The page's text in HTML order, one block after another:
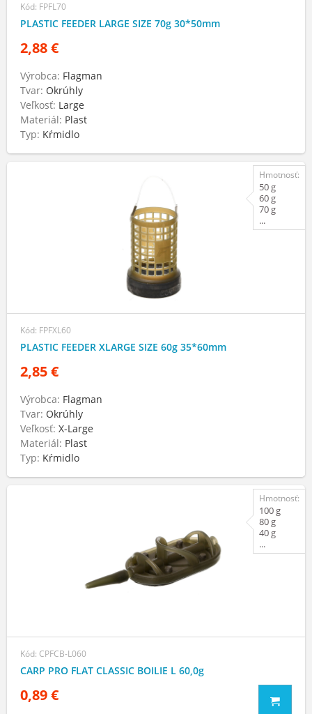
Kód: FPFL70
PLASTIC FEEDER LARGE SIZE 70g 30*50mm
2,88 €
Výrobca: Flagman
Tvar: Okrúhly
Veľkosť: Large
Materiál: Plast
Typ: Kŕmidlo
Kód: FPFXL60
PLASTIC FEEDER XLARGE SIZE 60g 35*60mm
2,85 €
Výrobca: Flagman
Tvar: Okrúhly
Veľkosť: X-Large
Materiál: Plast
Typ: Kŕmidlo
Hmotnosť:
50 g
60 g
70 g
...
Kód: CPFCB-L060
CARP PRO FLAT CLASSIC BOILIE L 60,0g
0,89 €
Hmotnosť:
100 g
80 g
40 g
...